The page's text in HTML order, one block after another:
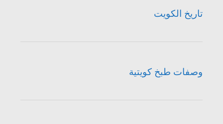
تاريخ الكويت
وصفات طبخ كويتية